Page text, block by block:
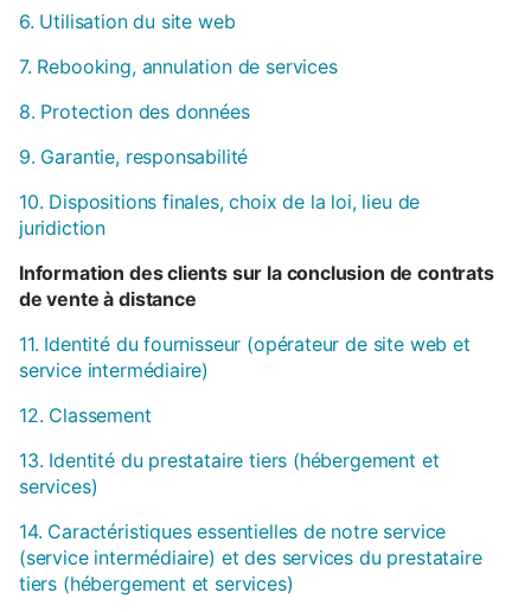
6. Utilisation du site web
7. Rebooking, annulation de services
8. Protection des données
9. Garantie, responsabilité
10. Dispositions finales, choix de la loi, lieu de
juridiction
Information des clients sur la conclusion de contrats
de vente à distance
11. Identité du fournisseur (opérateur de site web et
service intermédiaire)
12. Classement
13. Identité du prestataire tiers (hébergement et
services)
14. Caractéristiques essentielles de notre service
(service intermédiaire) et des services du prestataire
tiers (hébergement et services)